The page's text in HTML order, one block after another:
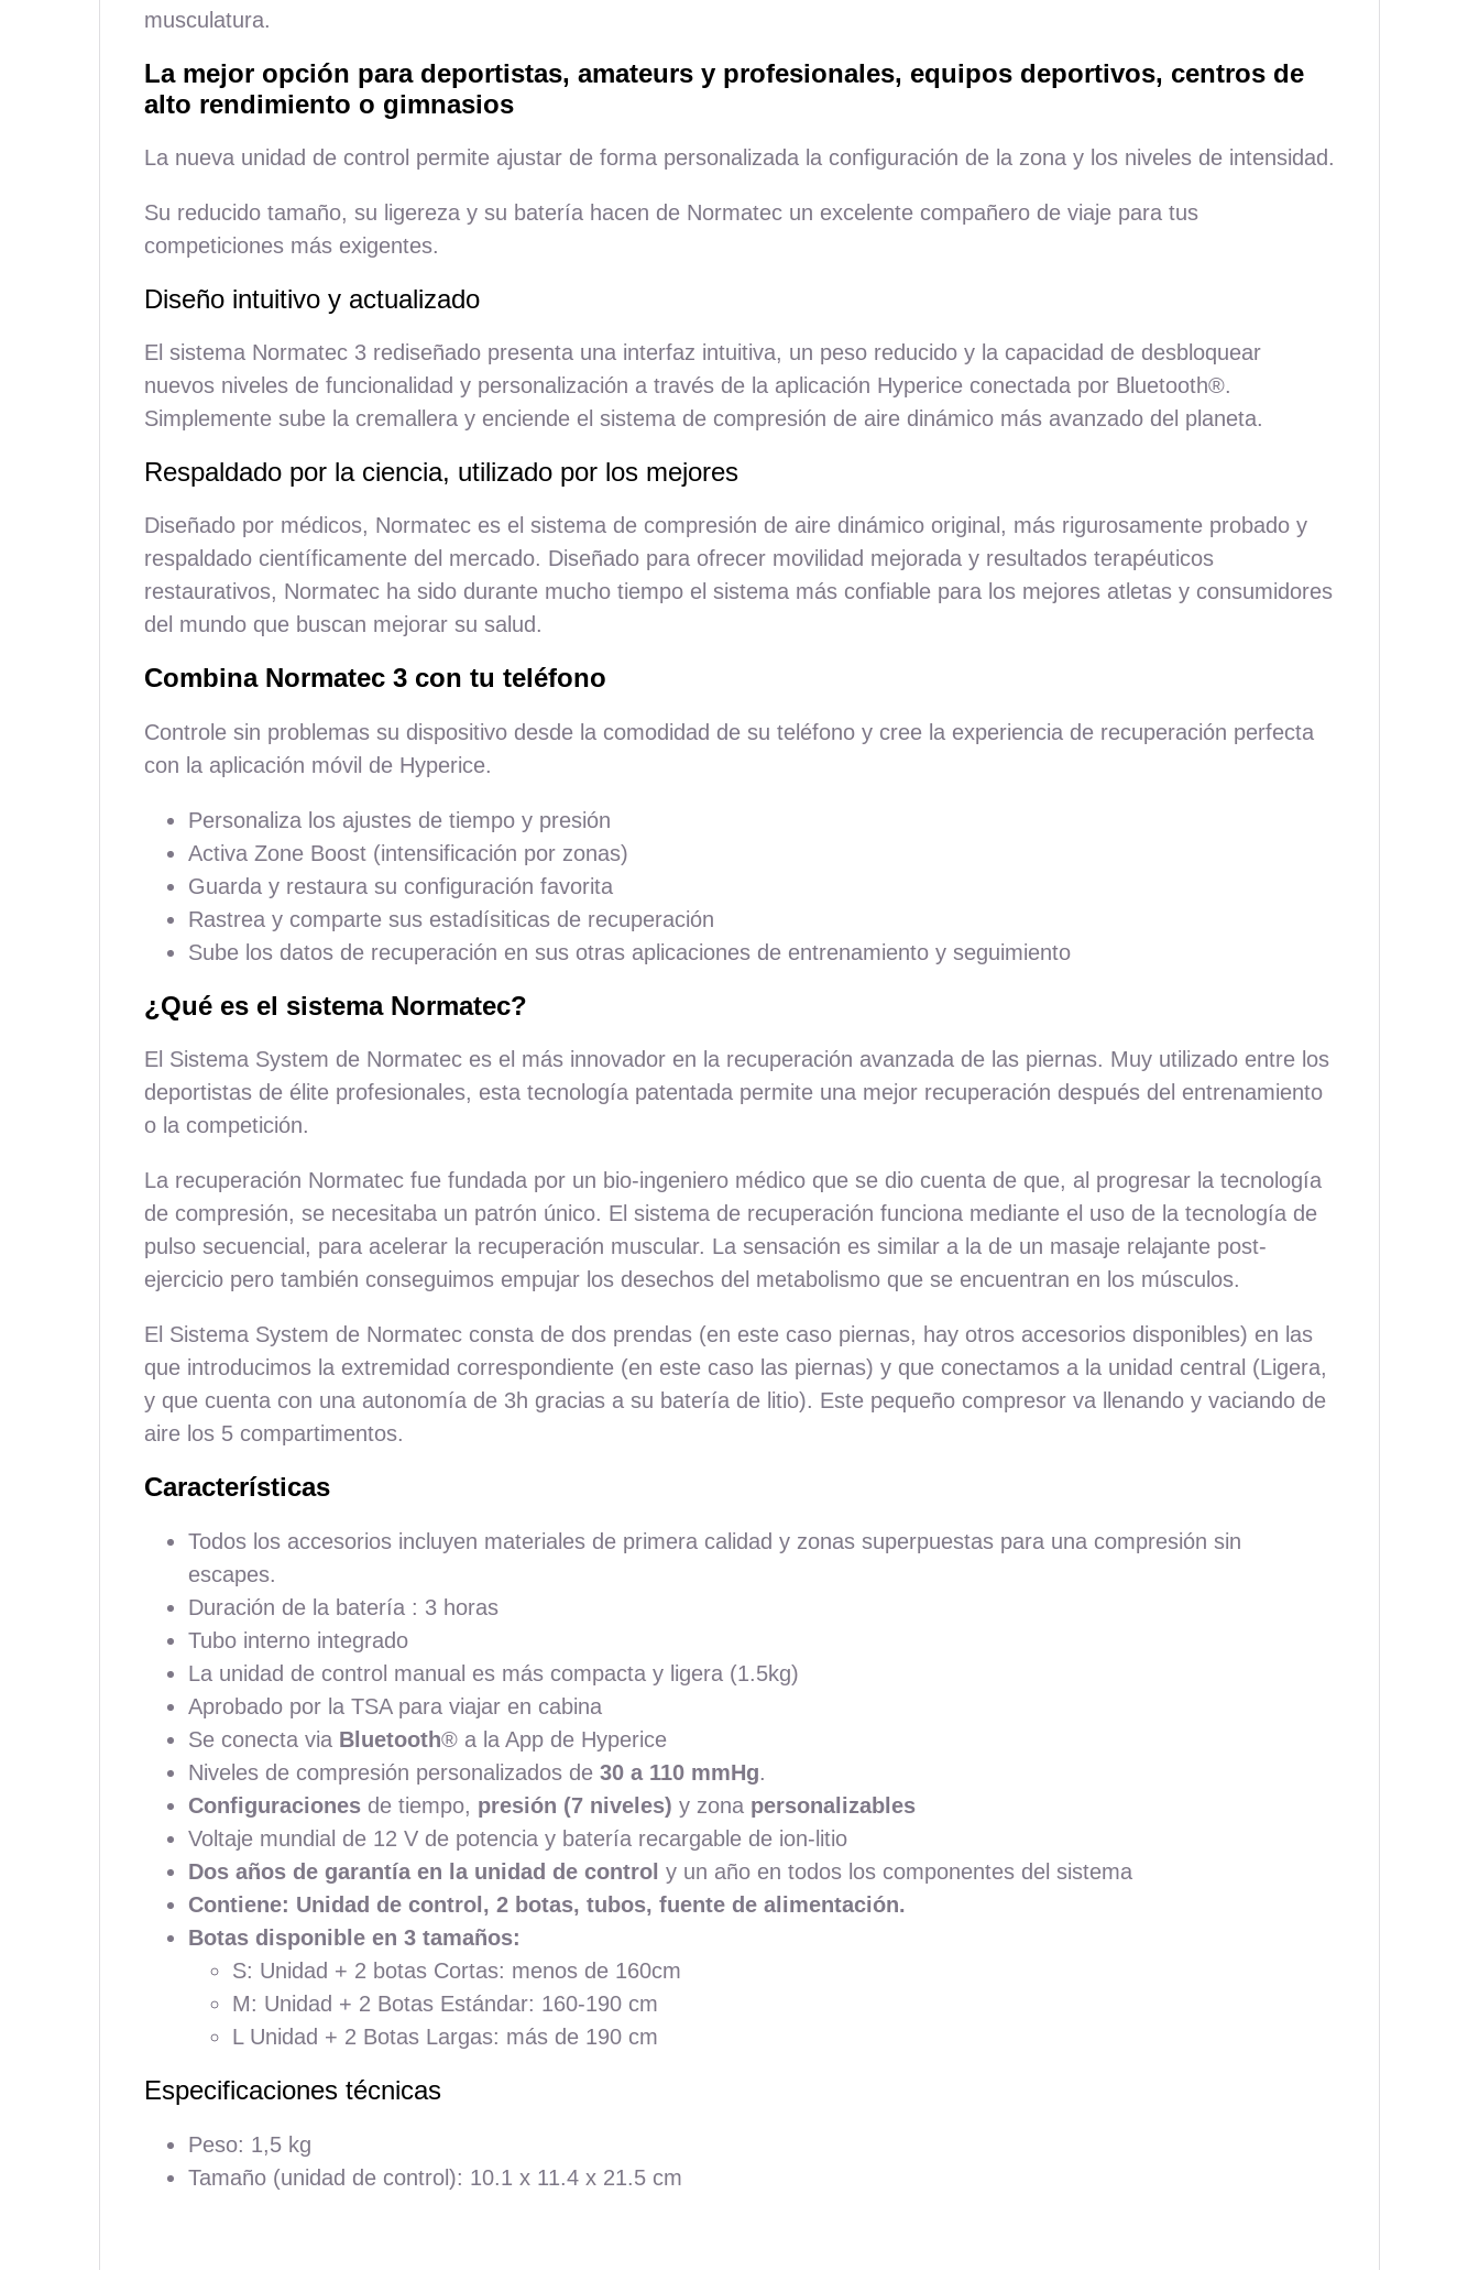
musculatura.
La mejor opción para deportistas, amateurs y profesionales, equipos deportivos, centros de
alto rendimiento o gimnasios
La nueva unidad de control permite ajustar de forma personalizada la configuración de la zona y los niveles de intensidad.
Su reducido tamaño, su ligereza y su batería hacen de Normatec un excelente compañero de viaje para tus
competiciones más exigentes.
Diseño intuitivoy actualizado
El sistemaNormatec 3 rediseñado presenta unainterfaz intuitiva, un peso reducidoy la capacidad de desbloquear
nuevos niveles de funcionalidad y personalización a través de la aplicación Hyperice conectada porBluetooth®.
Simplemente subela cremalleray enciende el sistemade compresión de airedinámico más avanzadodel planeta.
Respaldado porla ciencia, utilizado porlos mejores
Diseñado pormédicos, Normatec es el sistemade compresión de airedinámico original , más rigurosamente probadoy
respaldado científicamente del mercado. Diseñado para ofrecer movilidad mejorada y resultados terapéuticos
restaurativos, Normatec ha sido durante mucho tiempoel sistemamás confiable paralos mejores atletas y consumidores
del mundo quebuscan mejorarsu salud .
Combina Normatec 3 con tu teléfono
Controle sin problemas su dispositivo desde la comodidad de su teléfono y cree la experiencia de recuperación perfecta
con la aplicación móvil de Hyperice.
Personaliza los ajustes de tiempo y presión
Activa Zone Boost (intensificación por zonas)
Guarda y restaura su configuración favorita
Rastrea y comparte sus estadísiticas de recuperación
Sube los datos de recuperación en sus otras aplicaciones de entrenamiento y seguimiento
¿Qué es el sistema Normatec?
El Sistema System de Normatec es el más innovador en la recuperación avanzada de las piernas. Muy utilizado entre los
deportistas de élite profesionales, esta tecnología patentada permite una mejor recuperación después del entrenamiento
o la competición.
La recuperación Normatec fue fundada por un bio-ingeniero médico que se dio cuenta de que, al progresar la tecnología
de compresión, se necesitaba un patrón único. El sistema de recuperación funciona mediante el uso de la tecnología de
pulso secuencial, para acelerar la recuperación muscular. La sensación es similar a la de un masaje relajante post-
ejercicio pero también conseguimos empujar los desechos del metabolismo que se encuentran en los músculos.
El Sistema System de Normatec consta de dos prendas (en este caso piernas, hay otros accesorios disponibles) en las
que introducimos la extremidad correspondiente (en este caso las piernas) y que conectamos a la unidad central (Ligera,
y que cuenta con una autonomía de 3h gracias a su batería de litio). Este pequeño compresor va llenando y vaciando de
aire los 5 compartimentos.
Características
Todos los accesorios incluyen materiales de primera calidad y zonas superpuestas para una compresión sin
escapes.
Duración de la batería : 3 horas
Tubo interno integrado
La unidad de control manual es más compacta y ligera (1.5kg)
Aprobado por la TSA para viajar en cabina
Se conecta via Bluetooth® a la App de Hyperice
Niveles de compresión personalizados de30 a 110 mmHg.
Configuracionesde tiempo, presión (7 niveles) y zona personalizables
Voltaje mundial de 12 V de potencia y batería recargable de ion-litio
Dos años de garantía en la unidad de control y un año en todos los componentes del sistema
Contiene: Unidad de control, 2 botas, tubos, fuente de alimentación.
Botas disponible en 3 tamaños:
S: Unidad + 2 botas Cortas: menos de 160cm
M: Unidad + 2 Botas Estándar: 160-190 cm
L Unidad + 2 Botas Largas: más de 190 cm
Especificaciones técnicas
Peso: 1,5 kg
Tamaño (unidad de control): 10.1 x 11.4 x 21.5 cm